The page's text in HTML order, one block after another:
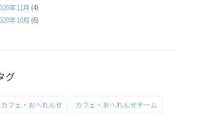
年11月 (4)
年10月 (6)
グ
カフェ・おへれんせ カフェ・おへれんせチーム